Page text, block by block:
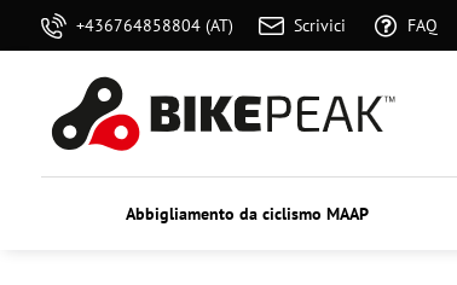
+436764858804 (AT) Scrivici FAQ
Abbigliamento da ciclismo MAAP